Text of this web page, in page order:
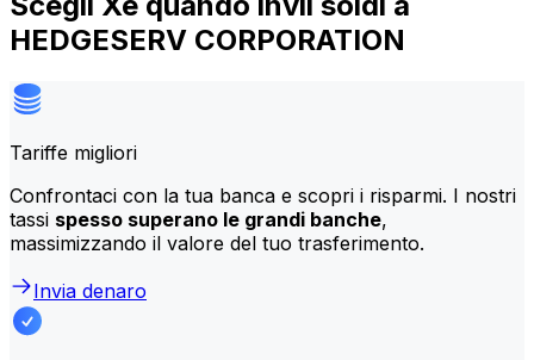
HEDGESERV CORPORATION
Tariffe migliori
Confrontaci con la tua banca e scopri i risparmi. I nostri
tassi spesso superano le grandi banche,
massimizzando il valore del tuo trasferimento.
Invia denaro